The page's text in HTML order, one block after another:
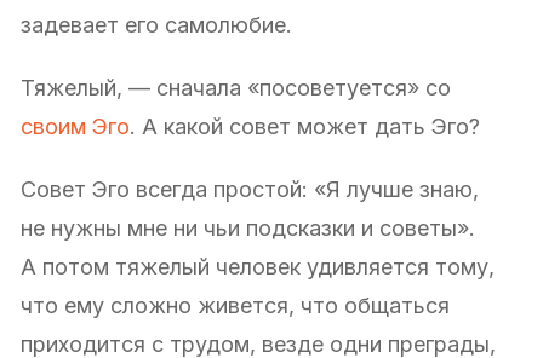
задевает его самолюбие.
Тяжелый, — сначала «посоветуется» со
своим Эго. А какой совет может дать Эго?
Совет Эго всегда простой: «Я лучше знаю,
не нужны мне ни чьи подсказки и советы».
А потом тяжелый человек удивляется тому,
что ему сложно живется, что общаться
приходится с трудом, везде одни преграды,